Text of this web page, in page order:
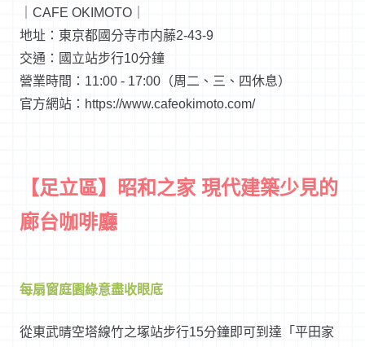
｜CAFE OKIMOTO｜
地址：東京都國分寺市内藤2-43-9
交通：國立站步行10分鐘
營業時間：11:00 - 17:00（周二、三、四休息）
官方網站：https://www.cafeokimoto.com/
【足立區】昭和之家 現代建築少見的
廊台咖啡廳
每扇窗庭園綠意盡收眼底
從東武晴空塔線竹之塚站步行15分鐘即可到達「平田家